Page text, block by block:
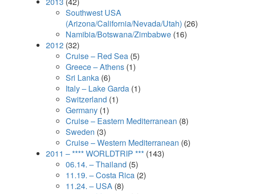
Southwest USA
(Arizona/California/Nevada/Utah) (26)
Namibia/Botswana/Zimbabwe (16)
2012 (32)
Cruise – Red Sea (5)
Greece – Athens (1)
Sri Lanka (6)
Italy – Lake Garda (1)
Switzerland (1)
Germany (1)
Cruise – Eastern Mediterranean (8)
Sweden (3)
Cruise – Western Mediterranean (6)
2011 – **** WORLDTRIP *** (143)
06.14. – Thailand (5)
11.19. – Costa Rica (2)
11.24. – USA (8)